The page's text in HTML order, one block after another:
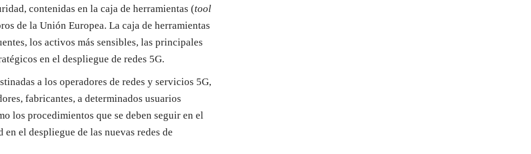
contenidas en la caja de herramientas (tool
de la Unión Europea. La caja de herramientas
los activos más sensibles, las principales
en el despliegue de redes 5G.
a los operadores de redes y servicios 5G,
fabricantes, a determinados usuarios
los procedimientos que se deben seguir en el
el despliegue de las nuevas redes de